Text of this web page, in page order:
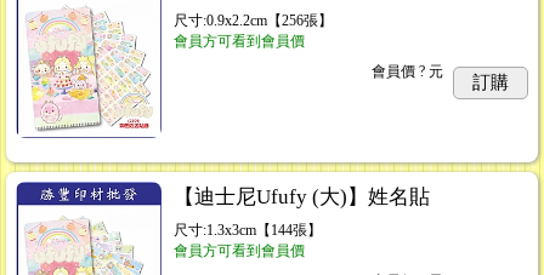
尺寸:0.9x2.2cm【256張】
會員方可看到會員價
會員價 ? 元
訂購
【迪士尼Ufufy (大)】姓名貼
尺寸:1.3x3cm【144張】
會員方可看到會員價